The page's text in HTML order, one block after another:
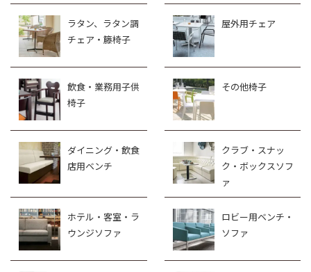
ラタン、ラタン調
チェア・籐椅子
屋外用チェア
飲食・業務用子供
椅子
その他椅子
ダイニング・飲食
店用ベンチ
クラブ・スナッ
ク・ボックスソフ
ァ
ホテル・客室・ラ
ウンジソファ
ロビー用ベンチ・
ソファ